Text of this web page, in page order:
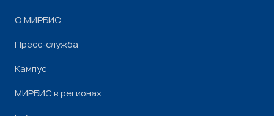
О МИРБИС
Пресс-служба
Кампус
МИРБИС в регионах